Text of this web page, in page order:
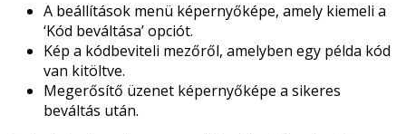
A beállítások menü képernyőképe, amely kiemeli a
‘Kód beváltása’ opciót.
Kép a kódbeviteli mezőről, amelyben egy példa kód
van kitöltve.
Megerősítő üzenet képernyőképe a sikeres
beváltás után.